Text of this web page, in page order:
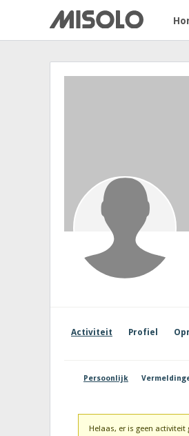
Activiteit Profiel
Persoonlijk
Helaas, er is geen activiteit